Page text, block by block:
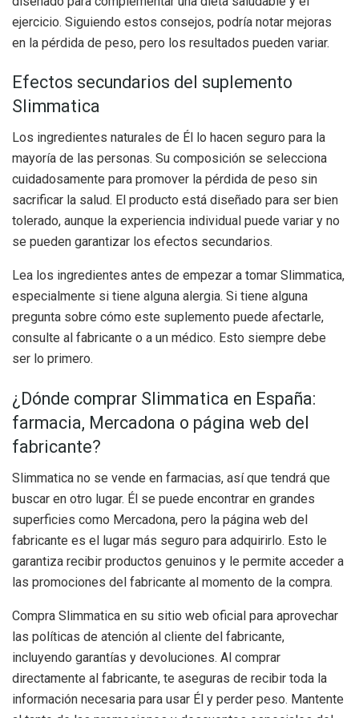
ejercicio. Siguiendo estos consejos, podría notar mejoras
en la pérdida de peso, pero los resultados pueden variar.
Efectos secundarios del suplemento
Slimmatica
Los ingredientes naturales de Él lo hacen seguro para la
mayoría de las personas. Su composición se selecciona
cuidadosamente para promover la pérdida de peso sin
sacrificar la salud. El producto está diseñado para ser bien
tolerado, aunque la experiencia individual puede variar y no
se pueden garantizar los efectos secundarios.
Lea los ingredientes antes de empezar a tomar Slimmatica,
especialmente si tiene alguna alergia. Si tiene alguna
pregunta sobre cómo este suplemento puede afectarle,
consulte al fabricante o a un médico. Esto siempre debe
ser lo primero.
¿Dónde comprar Slimmatica en España:
farmacia, Mercadona o página web del
fabricante?
Slimmatica no se vende en farmacias, así que tendrá que
buscar en otro lugar. Él se puede encontrar en grandes
superficies como Mercadona, pero la página web del
fabricante es el lugar más seguro para adquirirlo. Esto le
garantiza recibir productos genuinos y le permite acceder a
las promociones del fabricante al momento de la compra.
Compra Slimmatica en su sitio web oficial para aprovechar
las políticas de atención al cliente del fabricante,
incluyendo garantías y devoluciones. Al comprar
directamente al fabricante, te aseguras de recibir toda la
información necesaria para usar Él y perder peso. Mantente